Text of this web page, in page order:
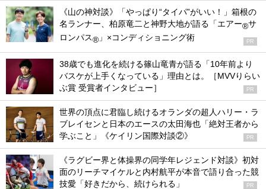
《山の神対談》「やっぱり“タイパ”がいい！」箱根の
名ランナー、柏原竜二と神野大地が語る「エアー®サ
ロンパス® 」×コンディショニング術 PR
38歳でも進化を続ける篠山竜青が語る「10年前より
バスケが上手くなっている」理由とは。［MVVりらい
ぶ賞 受賞者インタビュー］
PR
世界の頂点に君臨し続けるオランダの超人ハリー・ラ
ブレイセンと日本のエースの太田海也「絶対王者から
学ぶこと」《ケイリン国際対談②》
PR
《ラグビー界と体操界の同学年レジェンド対談》初対
面のリーチマイケルと内村航平が本音で語り合った競
技愛「好きだから、続けられる」
PR